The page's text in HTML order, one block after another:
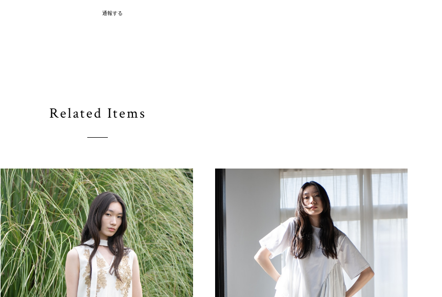
通報する
Related Items